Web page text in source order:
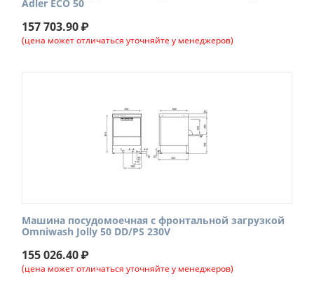
Adler ECO 50
157 703.90₽
(цена может отличаться уточняйте у менеджеров)
Машина посудомоечная с фронтальной загрузкой
Omniwash Jolly 50 DD/PS 230V
155 026.40₽
(цена может отличаться уточняйте у менеджеров)